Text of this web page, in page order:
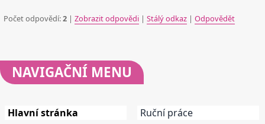
Počet odpovědí:2 |Zobrazit odpovědi |Stálý odkaz |Odpovědět
NAVIGAČNÍ MENU
Hlavní stránka Ruční práce